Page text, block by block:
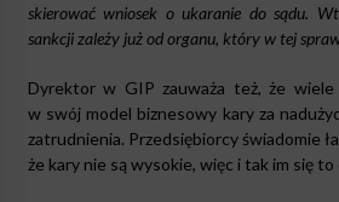
skierować wniosek o ukaranie do sądu.
sankcji zależy już od organu, który w tej
Dyrektor w GIP zauważa też, że
w swój model biznesowy kary za
zatrudnienia. Przedsiębiorcy świadomie
że kary nie są wysokie, więc i tak im się to